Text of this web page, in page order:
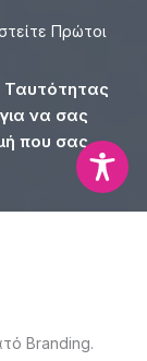
Πρώτοι
Ταυτότητας
να σας
που σας
Branding.